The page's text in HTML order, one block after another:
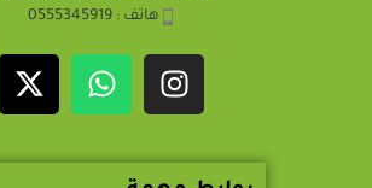
هاتف : 0555345919